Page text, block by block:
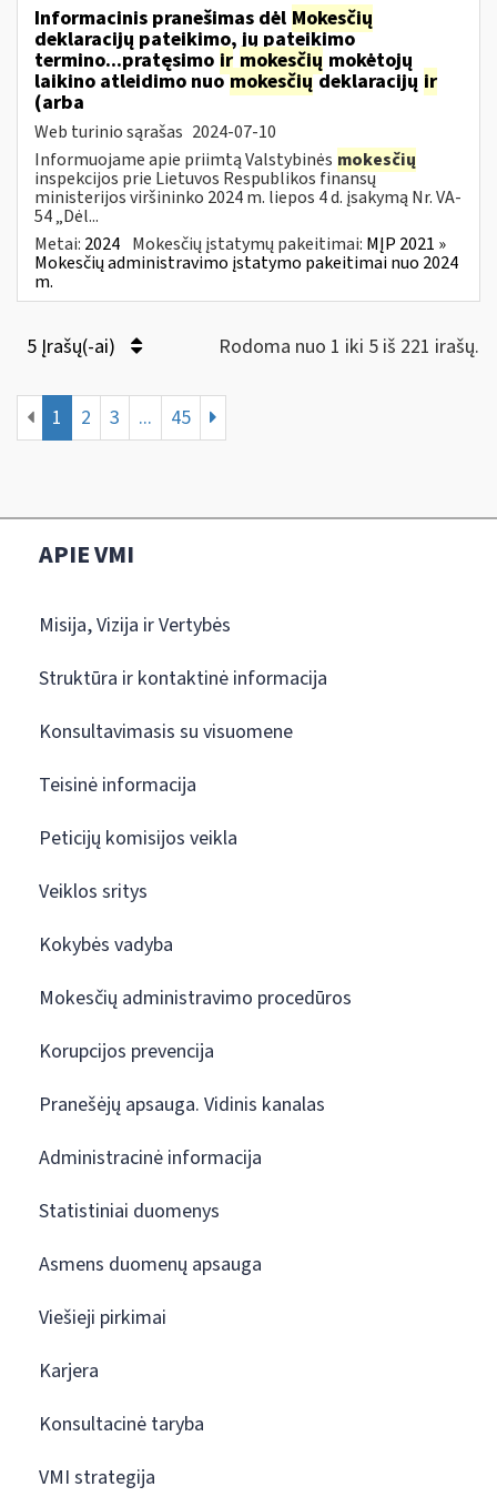
Informacinis pranešimas dėl Mokesčių
deklaracijų pateikimo, jų pateikimo
termino...pratęsimo ir mokesčių mokėtojų
laikino atleidimo nuomokesčiųdeklaracijų ir
(arba
Web turinio sąrašas 2024-07-10
Informuojame apie priimtą Valstybinės mokesčių
inspekcijos prie Lietuvos Respublikos finansų
ministerijos viršininko 2024 m. liepos 4 d. įsakymą Nr. VA-
54 „Dėl...
Metai: 2024 Mokesčių įstatymų pakeitimai: MĮP 2021 »
Mokesčių administravimo įstatymo pakeitimai nuo 2024
m.
5 Įrašų(-ai) Rodoma nuo 1 iki 5 iš 221 irašų.
1 2 3 ... 45
APIE VMI
Misija, Vizija ir Vertybės
Struktūra ir kontaktinė informacija
Konsultavimasis su visuomene
Teisinė informacija
Peticijų komisijos veikla
Veiklos sritys
Kokybės vadyba
Mokesčių administravimo procedūros
Korupcijos prevencija
Pranešėjų apsauga. Vidinis kanalas
Administracinė informacija
Statistiniai duomenys
Asmens duomenų apsauga
Viešieji pirkimai
Karjera
Konsultacinė taryba
VMI strategija